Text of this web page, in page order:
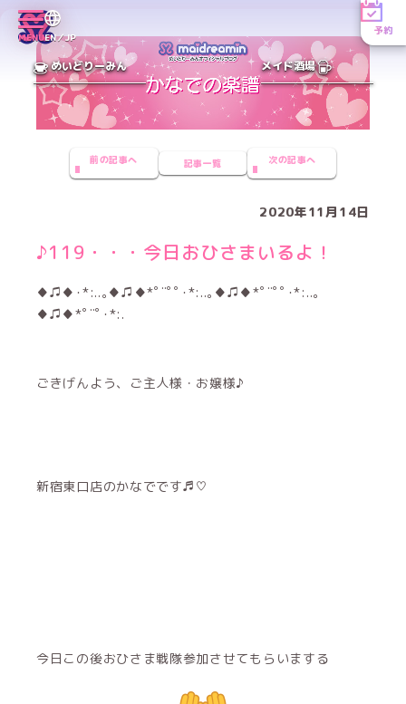
MENUEN／JP
予約
めいどりーみん メイド酒場
前の記事へ 記事一覧 次の記事へ
2020年11月14日
♪119・・・今日おひさまいるよ！
♦♫♦･*:..｡♦♫♦*ﾟ¨ﾟﾟ･*:..｡♦♫♦*ﾟ¨ﾟﾟ･*:..｡
♦♫♦*ﾟ¨ﾟ･*:.
ごきげんよう、ご主人様・お嬢様♪
新宿東口店のかなでです♬︎♡
今日この後おひさま戦隊参加させてもらいまする